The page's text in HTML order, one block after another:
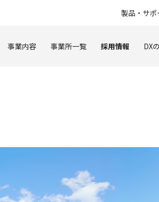
製品・サポ
事業内容 事業所一覧 採用情報 DX